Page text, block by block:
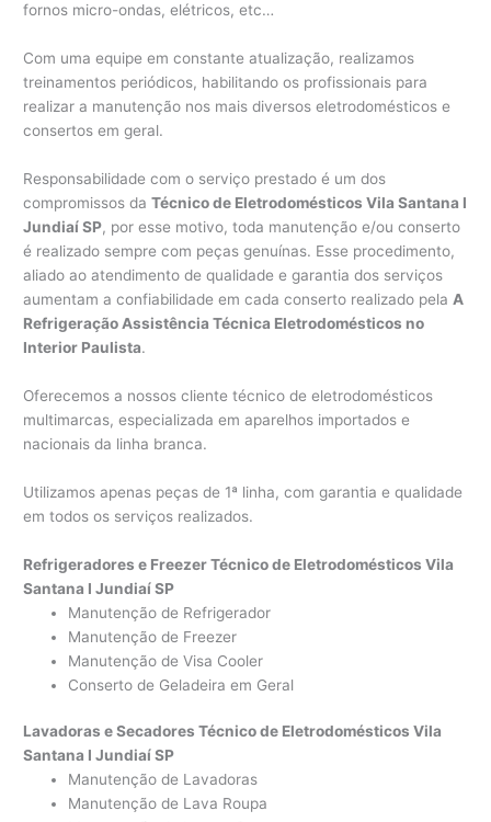
fornos micro-ondas, elétricos, etc…
Com uma equipe em constante atualização, realizamos
treinamentos periódicos, habilitando os profissionais para
realizar a manutenção nos mais diversos eletrodomésticos e
consertos em geral.
Responsabilidade com o serviço prestado é um dos
compromissos daTécnico de Eletrodomésticos Vila Santana I
Jundiaí SP, por esse motivo, toda manutenção e/ou conserto
é realizado sempre com peças genuínas. Esse procedimento,
aliado ao atendimento de qualidade e garantia dos serviços
aumentam a confiabilidade em cada conserto realizado pela A
Refrigeração Assistência Técnica Eletrodomésticos no
Interior Paulista.
Oferecemos a nossos cliente técnico de eletrodomésticos
multimarcas, especializada em aparelhos importados e
nacionais da linha branca.
Utilizamos apenas peças de 1ª linha, com garantia e qualidade
em todos os serviços realizados.
Refrigeradores e Freezer Técnico de Eletrodomésticos Vila
Santana I Jundiaí SP
Manutenção de Refrigerador
Manutenção de Freezer
Manutenção de Visa Cooler
Conserto de Geladeira em Geral
Lavadoras e Secadores Técnico de Eletrodomésticos Vila
Santana I Jundiaí SP
Manutenção de Lavadoras
Manutenção de Lava Roupa